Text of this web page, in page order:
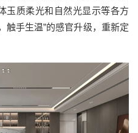
玉质柔光和自然光显示等各方
触手生温”的感官升级，重新定